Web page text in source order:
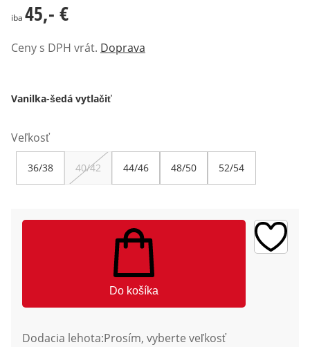
45,- €
iba 45,- €
Ceny s DPH vrát. Doprava
Vanilka-šedá vytlačiť
Veľkosť
36/38 40/42 44/46 48/50 52/54
Do košíka
Dodacia lehota:Prosím, vyberte veľkosť